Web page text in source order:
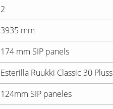
2
3935 mm
174 mm SIP panels
Esterilla Ruukki Classic 30 Pluss
124mm SIP paneles